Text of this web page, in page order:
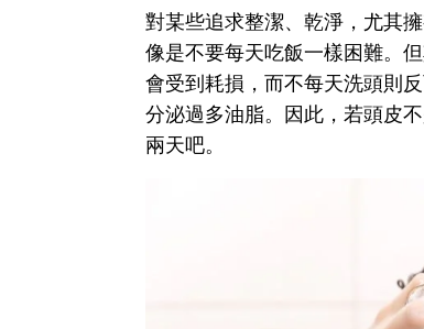
對某些追求整潔、乾淨，尤其
像是不要每天吃飯一樣困難。
會受到耗損，而不每天洗頭則
分泌過多油脂。因此，若頭皮
兩天吧。